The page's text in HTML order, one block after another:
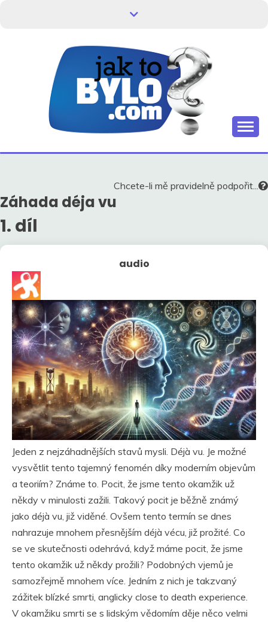
HISTORIE V
SOUVISLOSTECH
Chcete-li mě pravidelně podpořit...
Záhada déja vu
1. díl
audio
Jeden z nejzáhadnějších stavů mysli. Déjà vu. Je možné
vysvětlit tento tajemný fenomén díky moderním objevům
a teoriím? Známe to. Pocit, že jsme tento okamžik už
někdy v minulosti zažili. Takový pocit je běžně známý
jako déjà vu, již viděné. Ovšem tento termín se dnes
nahrazuje mnohem přesnějším déjà vécu, již prožité. Co
se ve skutečnosti odehrává, když máme pocit, že jsme
tento okamžik už někdy prožili? Podobných vjemů je
samozřejmě mnohem více. Jedním z nich je takzvaný
zážitek blízké smrti, anglicky close to death experience.
V okamžiku smrti se s lidským vědomím děje něco velmi